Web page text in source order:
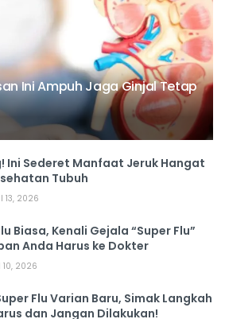
Ini Ampuh Jaga Ginjal Tetap
Ini Sederet Manfaat Jeruk Hangat
Tubuh
13, 2026
Biasa, Kenali Gejala “Super Flu”
Anda Harus ke Dokter
10, 2026
Flu Varian Baru, Simak Langkah
dan Jangan Dilakukan!